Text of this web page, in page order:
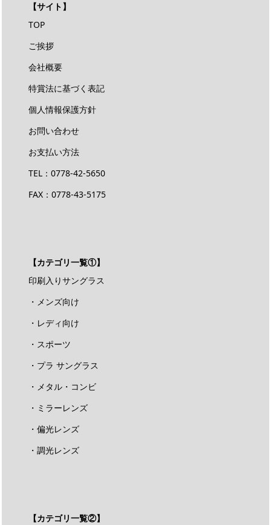
【サイト】
TOP
ご挨拶
会社概要
特賞法に基づく表記
個人情報保護方針
お問い合わせ
お支払い方法
TEL：0778-42-5650
FAX：0778-43-5175
【カテゴリ一覧①】
印刷入りサングラス
・メンズ向け
・レディ向け
・スポーツ
・プラ サングラス
・メタル・コンビ
・ミラーレンズ
・偏光レンズ
・調光レンズ
【カテゴリ一覧②】